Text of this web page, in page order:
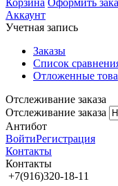
Корзина Оформить
Аккаунт
Учетная запись
Заказы
Список
Отложенные
Отслеживание заказа
Отслеживание заказа
Антибот
ВойтиРегистрация
Контакты
Контакты
+7(916)320-18-11